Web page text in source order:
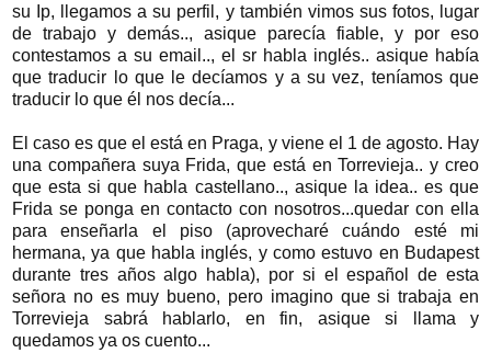
su Ip, llegamos a su perfil, y también vimos sus fotos, lugar
de trabajo y demás.., asique parecía fiable, y por eso
contestamos a su email.., el sr habla inglés.. asique había
que traducir lo que le decíamos y a su vez, teníamos que
traducir lo que él nos decía...
El caso es que el está en Praga, y viene el 1 de agosto. Hay
una compañera suya Frida, que está en Torrevieja.. y creo
que esta si que habla castellano.., asique la idea.. es que
Frida se ponga en contacto con nosotros...quedar con ella
para enseñarla el piso (aprovecharé cuándo esté mi
hermana, ya que habla inglés, y como estuvo en Budapest
durante tres años algo habla), por si el español de esta
señora no es muy bueno, pero imagino que si trabaja en
Torrevieja sabrá hablarlo, en fin, asique si llama y
quedamos ya os cuento...